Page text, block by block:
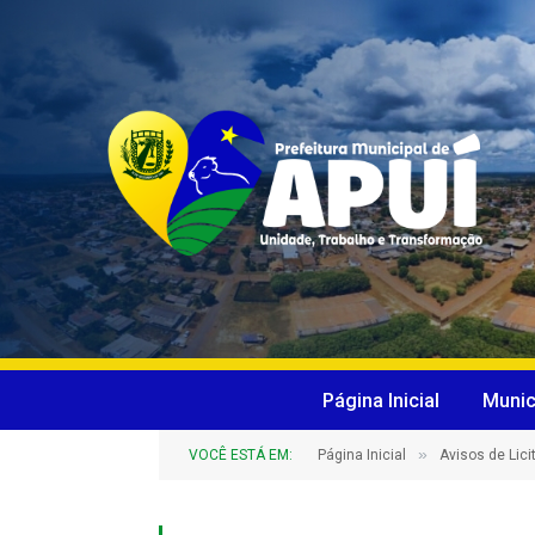
Página Inicial
VOCÊ ESTÁ EM: Página Inicial » Avisos de